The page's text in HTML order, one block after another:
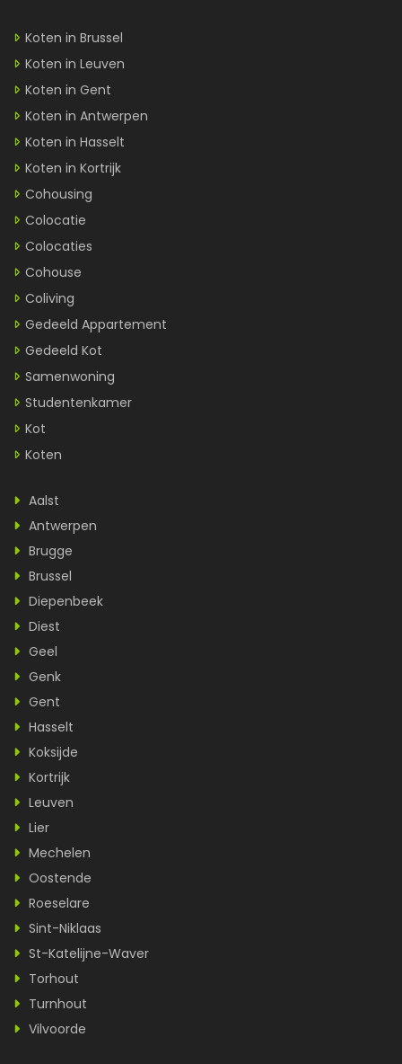
Koten in Brussel
Koten in Leuven
Koten in Gent
Koten in Antwerpen
Koten in Hasselt
Koten in Kortrijk
Cohousing
Colocatie
Colocaties
Cohouse
Coliving
Gedeeld Appartement
Gedeeld Kot
Samenwoning
Studentenkamer
Kot
Koten
Aalst
Antwerpen
Brugge
Brussel
Diepenbeek
Diest
Geel
Genk
Gent
Hasselt
Koksijde
Kortrijk
Leuven
Lier
Mechelen
Oostende
Roeselare
Sint-Niklaas
St-Katelijne-Waver
Torhout
Turnhout
Vilvoorde